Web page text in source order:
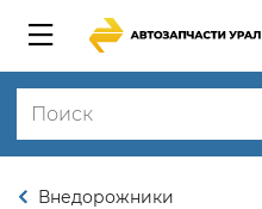
Внедорожники